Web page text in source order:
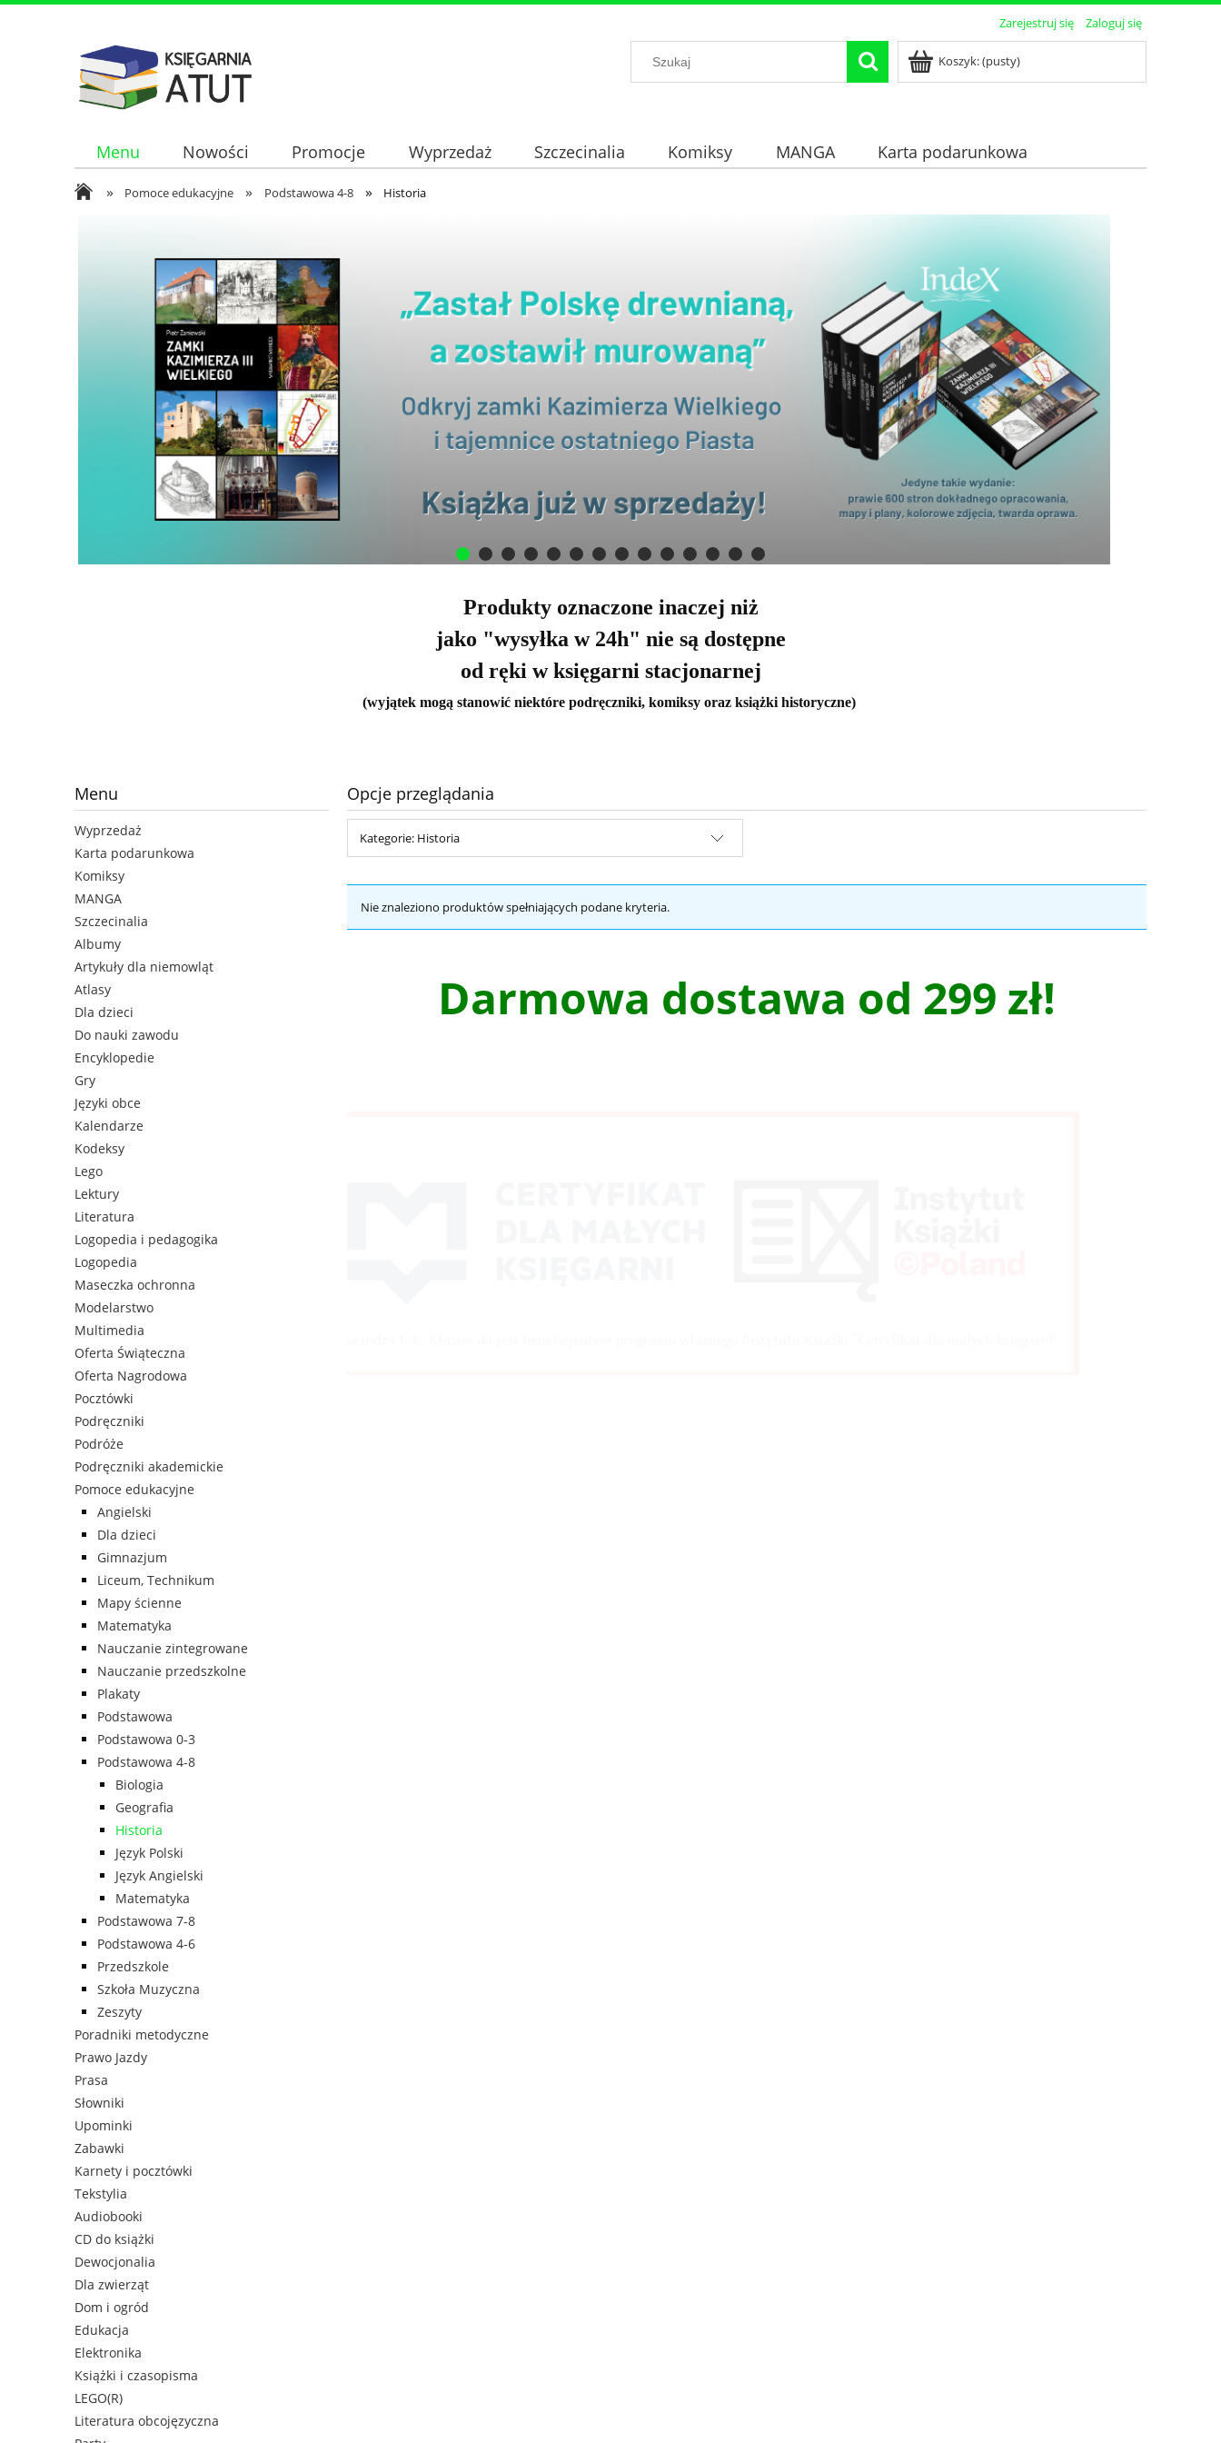
Zarejestruj się Zaloguj się
Koszyk:(pusty)
Menu Nowości Promocje Wyprzedaż Szczecinalia Komiksy MANGA Karta podarunkowa
» Pomoce edukacyjne » Podstawowa 4-8 » Historia
Produkty oznaczone inaczej niż
jako "wysyłka w 24h" nie są dostępne
od ręki w księgarni stacjonarnej
(wyjątek mogą stanowić niektóre podręczniki, komiksy oraz książki historyczne)
Menu
Wyprzedaż
Karta podarunkowa
Komiksy
MANGA
Szczecinalia
Albumy
Artykuły dla niemowląt
Atlasy
Dla dzieci
Do nauki zawodu
Encyklopedie
Gry
Języki obce
Kalendarze
Kodeksy
Lego
Lektury
Literatura
Logopedia i pedagogika
Logopedia
Maseczka ochronna
Modelarstwo
Multimedia
Oferta Świąteczna
Oferta Nagrodowa
Pocztówki
Podręczniki
Podróże
Podręczniki akademickie
Pomoce edukacyjne
Angielski
Dla dzieci
Gimnazjum
Liceum, Technikum
Mapy ścienne
Matematyka
Nauczanie zintegrowane
Nauczanie przedszkolne
Plakaty
Podstawowa
Podstawowa 0-3
Podstawowa 4-8
Biologia
Geografia
Historia
Język Polski
Język Angielski
Matematyka
Podstawowa 7-8
Podstawowa 4-6
Przedszkole
Szkoła Muzyczna
Zeszyty
Poradniki metodyczne
Prawo Jazdy
Prasa
Słowniki
Upominki
Zabawki
Karnety i pocztówki
Tekstylia
Audiobooki
CD do książki
Dewocjonalia
Dla zwierząt
Dom i ogród
Edukacja
Elektronika
Książki i czasopisma
LEGO(R)
Literatura obcojęzyczna
Opcje przeglądania
Kategorie: Historia
Nie znaleziono produktów spełniających podane kryteria.
Darmowa dostawa od 299 zł!